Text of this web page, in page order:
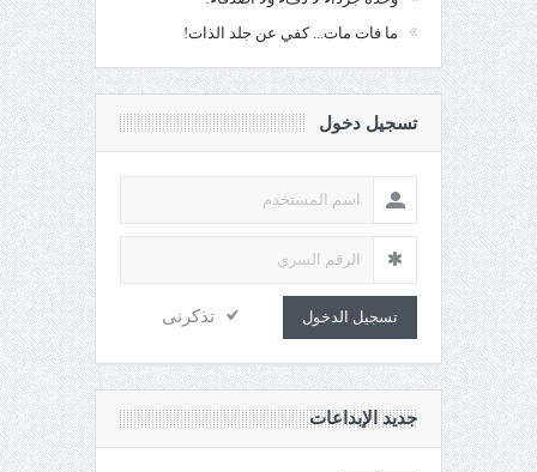
ما فات مات... كفي عن جلد الذات!
تسجيل دخول
تسجيل الدخول تذكرنى
جديد الإبداعات